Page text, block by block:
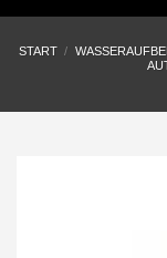
START /